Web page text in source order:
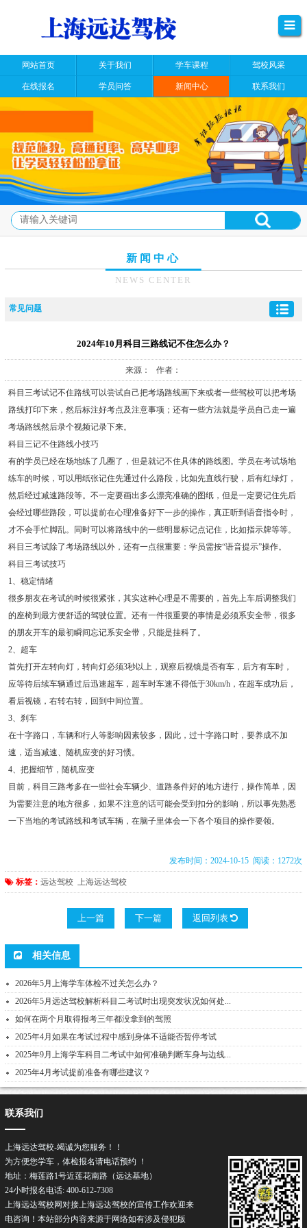
网站首页 关于我们 学车课程 驾校风采
在线报名 学员问答 新闻中心 联系我们
新闻中心
NEWS CENTER
常见问题
2024年10月科目三路线记不住怎么办？
来源： 作者：
科目三考试记不住路线可以尝试自己把考场路线画下来或者一些驾校可以把考场
路线打印下来，然后标注好考点及注意事项；还有一些方法就是学员自己走一遍
考场路线然后录个视频记录下来。
科目三记不住路线小技巧
有的学员已经在场地练了几圈了，但是就记不住具体的路线图。学员在考试场地
练车的时候，可以用纸张记住先通过什么路段，比如先直线行驶，后有红绿灯，
然后经过减速路段等。不一定要画出多么漂亮准确的图纸，但是一定要记住先后
会经过哪些路段，可以提前在心理准备好下一步的操作，真正听到语音指令时，
才不会手忙脚乱。同时可以将路线中的一些明显标记点记住，比如指示牌等等。
科目三考试除了考场路线以外，还有一点很重要：学员需按“语音提示”操作。
科目三考试技巧
1、稳定情绪
很多朋友在考试的时候很紧张，其实这种心理是不需要的，首先上车后调整我们
的座椅到最方便舒适的驾驶位置。还有一件很重要的事情是必须系安全带，很多
的朋友开车的最初瞬间忘记系安全带，只能是挂科了。
2、超车
首先打开左转向灯，转向灯必须3秒以上，观察后视镜是否有车，后方有车时，
应等待后续车辆通过后迅速超车，超车时车速不得低于30km/h，在超车成功后，
看后视镜，右转右转，回到中间位置。
3、刹车
在十字路口，车辆和行人等影响因素较多，因此，过十字路口时，要养成不加
速，适当减速、随机应变的好习惯。
4、把握细节，随机应变
目前，科目三路考多在一些社会车辆少、道路条件好的地方进行，操作简单，因
为需要注意的地方很多，如果不注意的话可能会受到扣分的影响，所以事先熟悉
一下当地的考试路线和考试车辆，在脑子里体会一下各个项目的操作要领。
发布时间：2024-10-15 阅读：1272次
标签： 远达驾校 上海远达驾校
上一篇 下一篇 返回列表
相关信息
2026年5月上海学车体检不过关怎么办？
2026年5月远达驾校解析科目二考试时出现突发状况如何处...
如何在两个月取得报考三年都没拿到的驾照
2025年4月如果在考试过程中感到身体不适能否暂停考试
2025年9月上海学车科目二考试中如何准确判断车身与边线...
2025年4月考试提前准备有哪些建议？
联系我们
上海远达驾校-竭诚为您服务！！
为方便您学车，体检报名请电话预约 ！
地址：梅莲路1号近莲花南路（远达基地）
24小时报名电话: 400-612-7308
上海远达驾校网对接上海远达驾校的宣传工作欢迎来
电咨询！本站部分内容来源于网络如有涉及侵犯版